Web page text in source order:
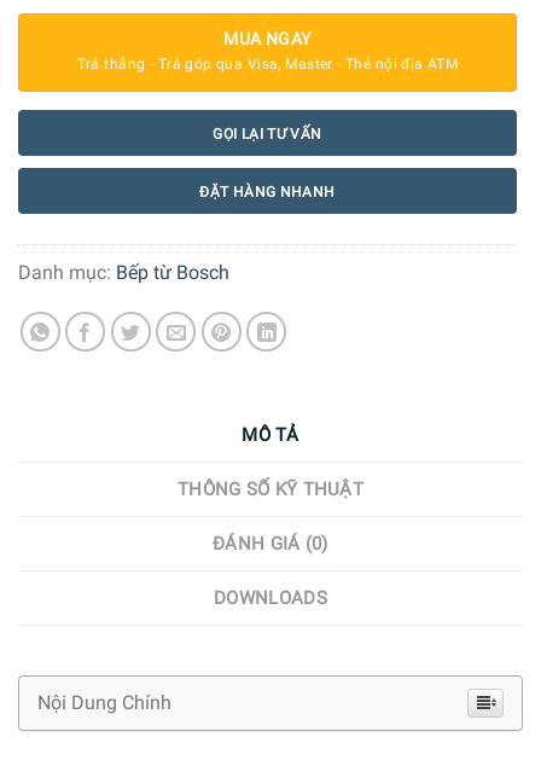
MUA NGAY
Trả thẳng - Trả góp qua Visa, Master - Thẻ nội địa ATM
GỌI LẠI TƯ VẤN
ĐẶT HÀNG NHANH
Danh mục: Bếp từ Bosch
MÔ TẢ
THÔNG SỐ KỸ THUẬT
ĐÁNH GIÁ (0)
DOWNLOADS
Nội Dung Chính